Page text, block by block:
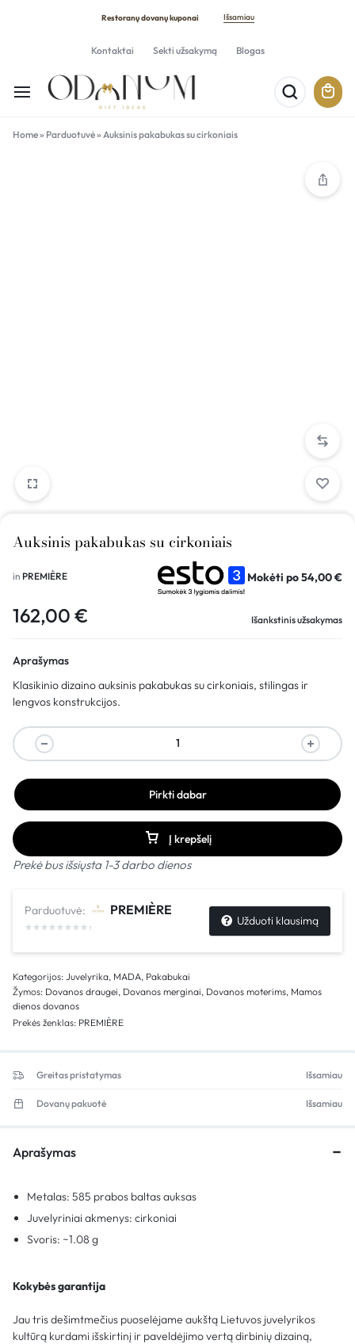
Restoranų dovanų kuponai Išsamiau
Kontaktai Sekti užsakymą Blogas
Home» Parduotuvė» Auksinis pakabukas su cirkoniais
Auksinis pakabukas su cirkoniais
in PREMIÈRE Mokėti po54,00€
162,00 € Išankstinis užsakymas
Aprašymas
Klasikinio dizaino auksinis pakabukas su cirkoniais, stilingas ir
lengvos konstrukcijos.
Į krepšelį
Pirkti dabar
Prekė bus išsiųsta 1-3 darbo dienos
Parduotuvė: PREMIÈRE
Užduoti klausimą
Kategorijos: Juvelyrika, MADA, Pakabukai
Žymos: Dovanos draugei, Dovanos merginai, Dovanos moterims, Mamos
dienos dovanos
Prekės ženklas: PREMIÈRE
Greitas pristatymas Išsamiau
Dovanų pakuotė Išsamiau
Aprašymas
Metalas: 585 prabos baltas auksas
Juvelyriniai akmenys: cirkoniai
Svoris: ~1.08 g
Kokybės garantija
Jau tris dešimtmečius puoselėjame aukštą Lietuvos juvelyrikos
kultūrą kurdami išskirtinį ir paveldėjimo vertą dirbinių dizainą,